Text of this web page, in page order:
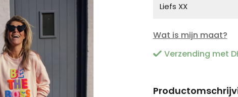
Liefs XX
Wat is mijn maat?
Verzending met